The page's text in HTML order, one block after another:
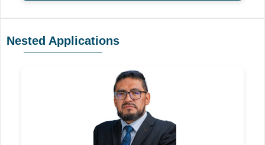
Nested Applications